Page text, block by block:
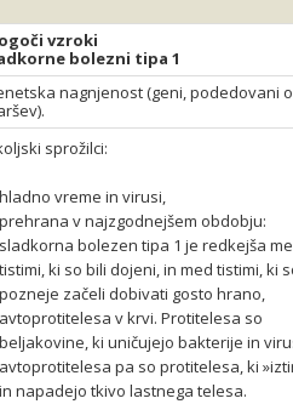
vzroki
bolezni tipa 1
nagnjenost (geni, podedovani
sprožilci:
hladno vreme in virusi,
prehrana v najzgodnejšem obdobju:
sladkorna bolezen tipa 1 je redkejša
tistimi, ki so bili dojeni, in med tistimi, ki
pozneje začeli dobivati gosto hrano,
avtoprotitelesa v krvi. Protitelesa so
beljakovine, ki uničujejo bakterije in
avtoprotitelesa pa so protitelesa, ki
in napadejo tkivo lastnega telesa.